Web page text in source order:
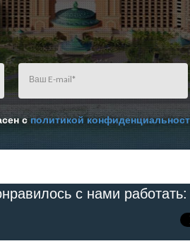
сполитикой
с нами работать: